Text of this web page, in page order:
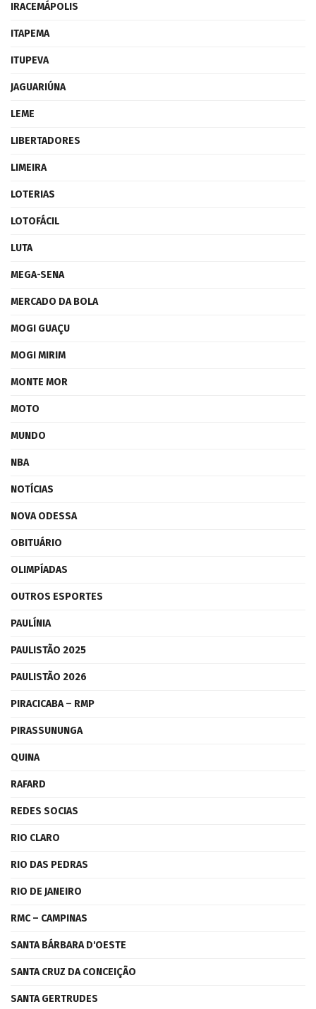
IRACEMÁPOLIS
ITAPEMA
ITUPEVA
JAGUARIÚNA
LEME
LIBERTADORES
LIMEIRA
LOTERIAS
LOTOFÁCIL
LUTA
MEGA-SENA
MERCADO DA BOLA
MOGI GUAÇU
MOGI MIRIM
MONTE MOR
MOTO
MUNDO
NBA
NOTÍCIAS
NOVA ODESSA
OBITUÁRIO
OLIMPÍADAS
OUTROS ESPORTES
PAULÍNIA
PAULISTÃO 2025
PAULISTÃO 2026
PIRACICABA – RMP
PIRASSUNUNGA
QUINA
RAFARD
REDES SOCIAS
RIO CLARO
RIO DAS PEDRAS
RIO DE JANEIRO
RMC – CAMPINAS
SANTA BÁRBARA D'OESTE
SANTA CRUZ DA CONCEIÇÃO
SANTA GERTRUDES